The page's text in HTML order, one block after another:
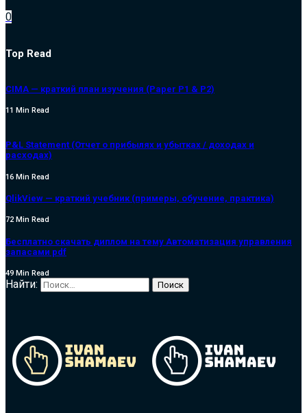
0
Top Read
CIMA — краткий план изучения (Paper P1 & P2)
11 Min Read
P&L Statement (Отчет о прибылях и убытках / доходах и
расходах)
16 Min Read
QlikView — краткий учебник (примеры, обучение, практика)
72 Min Read
Бесплатно скачать диплом на тему Автоматизация управления
запасами pdf
49 Min Read
Найти: